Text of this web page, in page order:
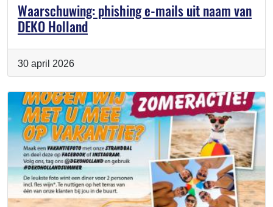
Waarschuwing: phishing e-mails uit naam van
DEKO Holland
30 april 2026